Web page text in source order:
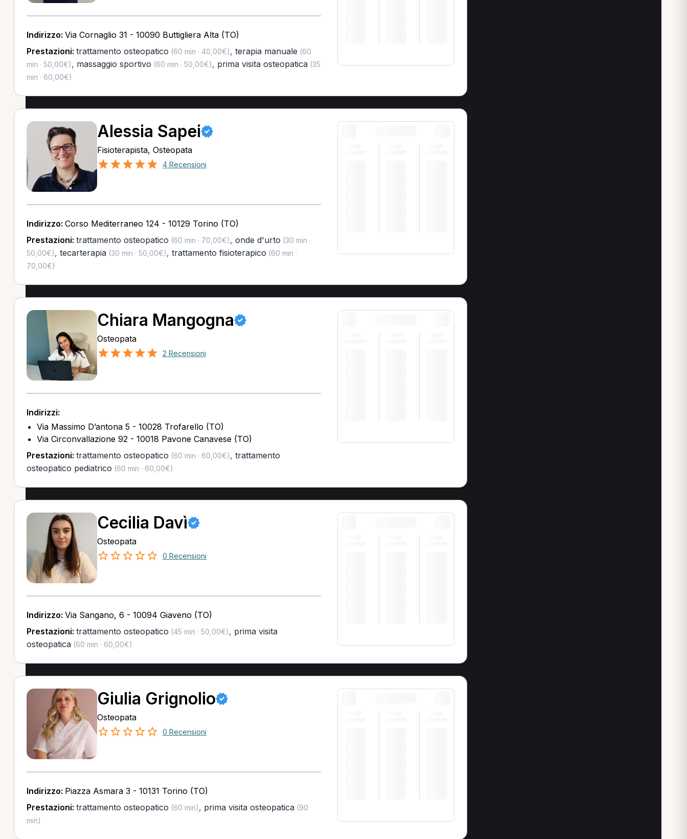
Indirizzo: Via Cornaglio 31 - 10090 Buttigliera Alta (TO)
Prestazioni: trattamento osteopatico (60 min · 40,00€), terapia manuale (60
min · 50,00€), massaggio sportivo (60 min · 50,00€), prima visita osteopatica(35
min · 60,00€)
Alessia Sapei
Fisioterapista, Osteopata
4 Recensioni
Indirizzo: Corso Mediterraneo 124 - 10129 Torino (TO)
Prestazioni: trattamento osteopatico (60 min · 70,00€), onde d'urto (30 min ·
50,00€), tecarterapia(30 min · 50,00€), trattamento fisioterapico (60 min ·
70,00€)
Chiara Mangogna
Osteopata
2 Recensioni
Indirizzi:
Via Massimo D’antona 5 - 10028 Trofarello (TO)
Via Circonvallazione 92 - 10018 Pavone Canavese (TO)
Prestazioni: trattamento osteopatico (60 min · 60,00€), trattamento
osteopatico pediatrico (60 min · 60,00€)
Cecilia Davì
Osteopata
0 Recensioni
Indirizzo: Via Sangano, 6 - 10094 Giaveno (TO)
Prestazioni: trattamento osteopatico (45 min · 50,00€), prima visita
osteopatica(60 min · 60,00€)
Giulia Grignolio
Osteopata
0 Recensioni
Indirizzo: Piazza Asmara 3 - 10131 Torino (TO)
Prestazioni: trattamento osteopatico (60 min), prima visita osteopatica(90
min)